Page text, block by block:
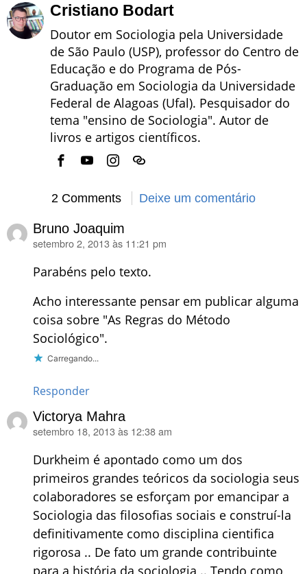
Cristiano Bodart
Doutor em Sociologia pela Universidade
de São Paulo (USP), professor do Centro de
Educação e do Programa de Pós-
Graduação em Sociologia da Universidade
Federal de Alagoas (Ufal). Pesquisador do
tema "ensino de Sociologia". Autor de
livros e artigos científicos.
2 Comments Deixe um comentário
Bruno Joaquim
disse:
setembro 2, 2013 às 11:21 pm
Parabéns pelo texto.
Acho interessante pensar em publicar alguma
coisa sobre "As Regras do Método
Sociológico".
Carregando...
Responder
Victorya Mahra
disse:
setembro 18, 2013 às 12:38 am
Durkheim é apontado como um dos
primeiros grandes teóricos da sociologia seus
colaboradores se esforçam por emancipar a
Sociologia das filosofias sociais e construí-la
definitivamente como disciplina cientifica
rigorosa .. De fato um grande contribuinte
para a história da sociologia .. Tendo como